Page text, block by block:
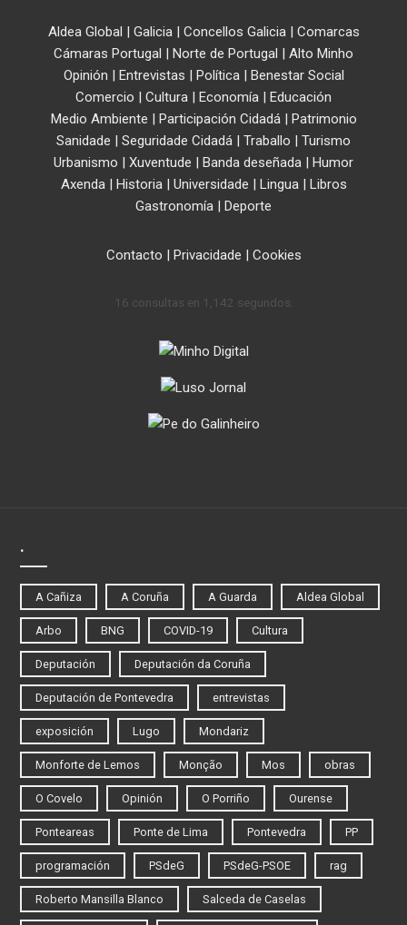
Aldea Global | Galicia| Concellos Galicia| Comarcas
Cámaras Portugal | Norte de Portugal | Alto Minho
Opinión | Entrevistas | Política| Benestar Social
Comercio | Cultura | Economía | Educación
Medio Ambiente | Participación Cidadá| Patrimonio
Sanidade | Seguridade Cidadá | Traballo | Turismo
Urbanismo | Xuventude | Banda deseñada | Humor
Axenda| Historia| Universidade | Lingua| Libros
Gastronomía | Deporte
Contacto | Privacidade | Cookies
16 consultas en 1,142 segundos.
.
A Cañiza A Coruña A Guarda Aldea Global
Arbo BNG COVID-19 Cultura
Deputación Deputación da Coruña
Deputación de Pontevedra entrevistas
exposición Lugo Mondariz
Monforte de Lemos Monção Mos obras
O Covelo Opinión O Porriño Ourense
Ponteareas Ponte de Lima Pontevedra PP
programación PSdeG PSdeG-PSOE rag
Roberto Mansilla Blanco Salceda de Caselas